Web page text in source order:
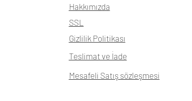
Hakkımızda
SSL
Gizlilik Politikası
Teslimat ve İade
Mesafeli Satış sözleşmesi